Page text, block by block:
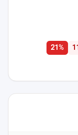
21